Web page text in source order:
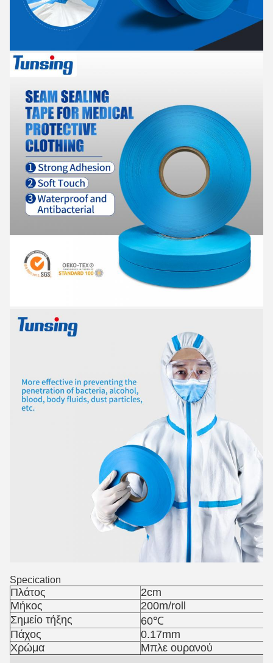
Specication
Πλάτος
2cm
Μήκος
200m/roll
Σημείο τήξης
60℃
Πάχος
0.17mm
Χρώμα
Μπλε ουρανού